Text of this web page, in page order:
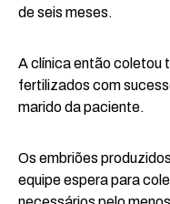
de seis meses.
A clínica então coletou
fertilizados com
marido da paciente.
Os embriões
equipe espera para